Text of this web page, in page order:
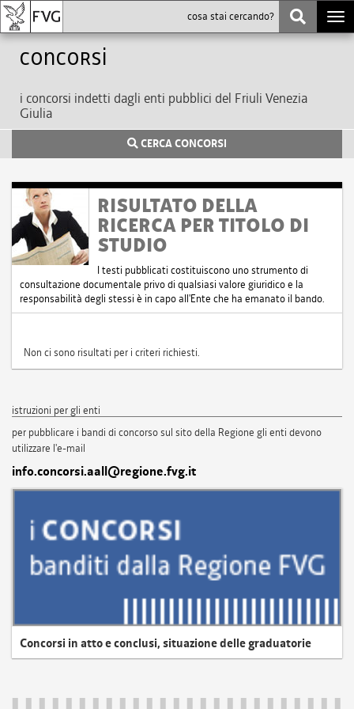
Concorsi
i concorsi indetti dagli enti pubblici del Friuli Venezia
Giulia
CERCA CONCORSI
RISULTATO DELLA
RICERCA PER TITOLO DI
STUDIO
I testi pubblicati costituiscono uno strumento di
consultazione documentale privo di qualsiasi valore giuridico e la
responsabilità degli stessi è in capo all'Ente che ha emanato il bando.
Non ci sono risultati per i criteri richiesti.
istruzioni per gli enti
per pubblicare i bandi di concorso sul sito della Regione gli enti devono
utilizzare l'e-mail
info.concorsi.aall@regione.fvg.it
Concorsi in atto e conclusi, situazione delle graduatorie